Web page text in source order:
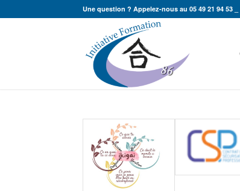
Une question ? Appelez-nous au 05 49 21 94 53 _